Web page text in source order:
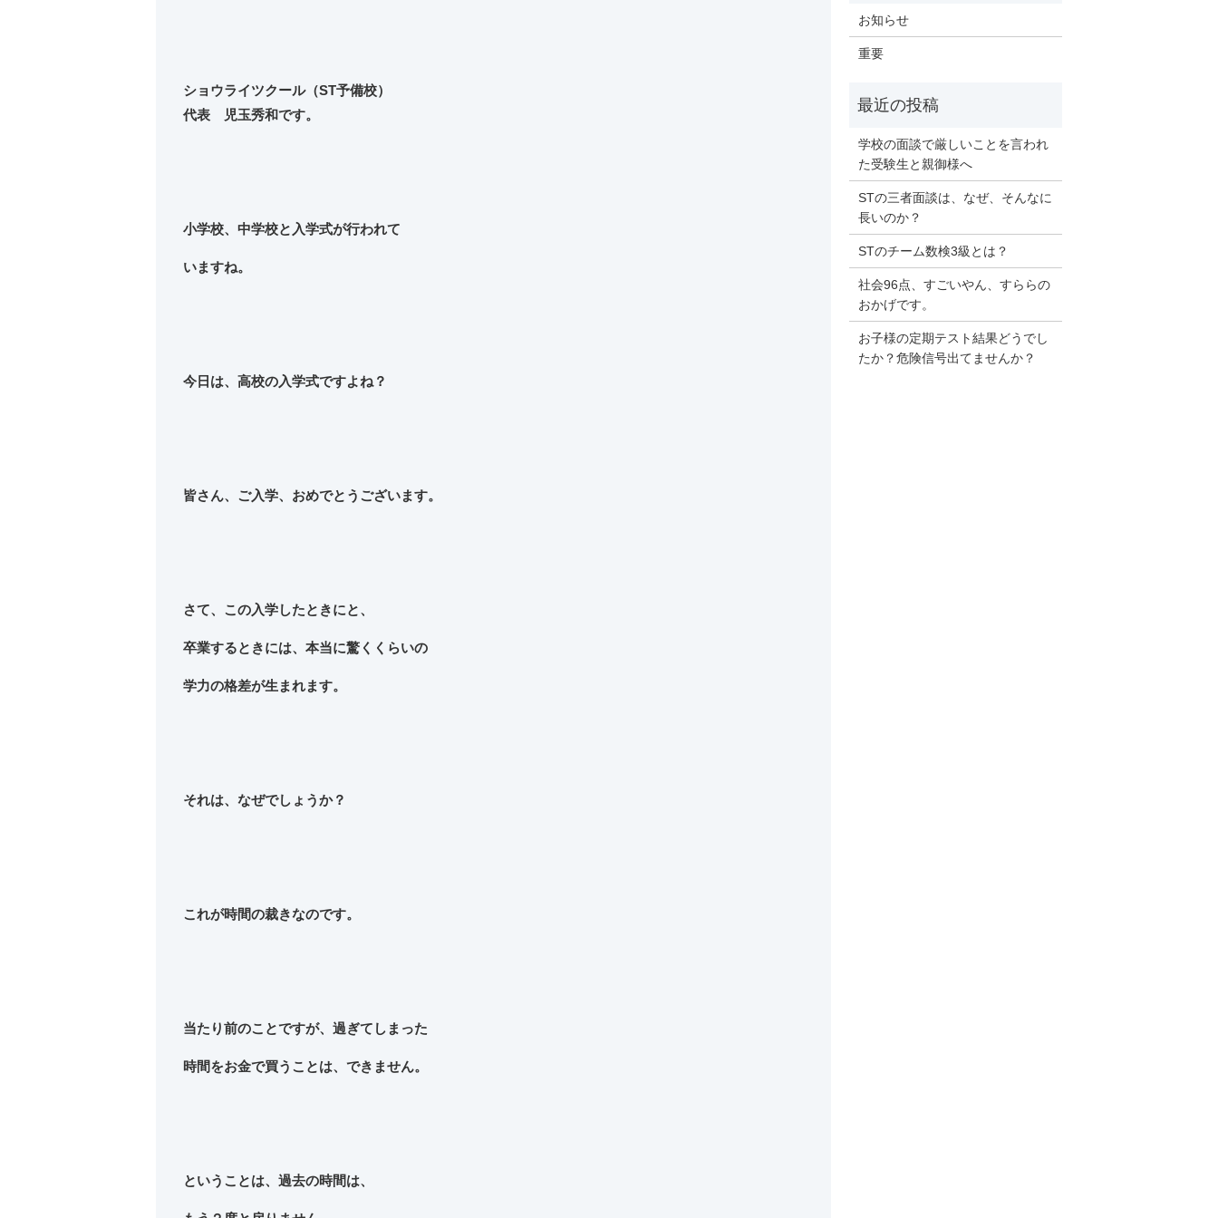
ショウライツクール（ST予備校）
代表 児玉秀和です。
小学校、中学校と入学式が行われて
いますね。
今日は、高校の入学式ですよね？
皆さん、ご入学、おめでとうございます。
さて、この入学したときにと、
卒業するときには、本当に驚くくらいの
学力の格差が生まれます。
それは、なぜでしょうか？
これが時間の裁きなのです。
当たり前のことですが、過ぎてしまった
時間をお金で買うことは、できません。
ということは、過去の時間は、
お知らせ
重要
学校の面談で厳しいことを言われ
た受験生と親御様へ
STの三者面談は、なぜ、そんなに
長いのか？
STのチーム数検3級とは？
社会96点、すごいやん、すららの
おかげです。
お子様の定期テスト結果どうでし
たか？危険信号出てませんか？